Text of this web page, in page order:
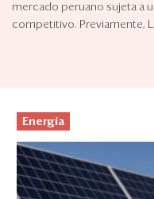
mercado peruano sujeta a
competitivo. Previamente,
Energía